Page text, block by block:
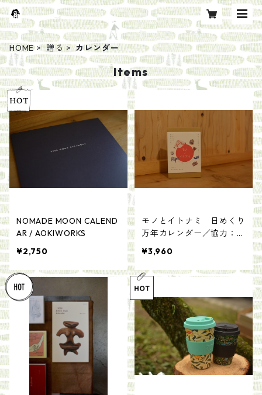
HOME 贈る カレンダー
Items
NOMADE MOON CALEND
AR / AOKIWORKS
¥2,750
モノとイトナミ 日めくり
万年カレンダー／協力：国
¥3,960